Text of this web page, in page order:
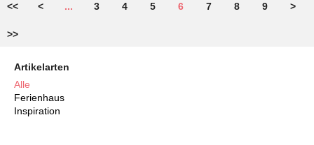
<< < ... 3 4 5 6 7 8 9 >
>>
Artikelarten
Alle
Ferienhaus
Inspiration